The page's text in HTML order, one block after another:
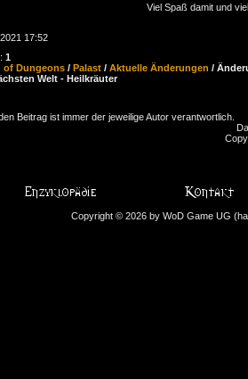
Viel Spaß damit und
17:52
1
of Dungeons / Palast / Aktuelle Änderungen /
Welt - Heilkräuter
Beitrag ist immer der jeweilige Autor verantwortlich.
Copyright © 2026 by WoD Game UG